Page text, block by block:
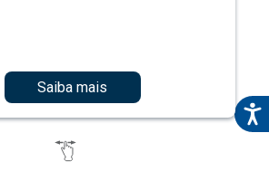
Saiba mais